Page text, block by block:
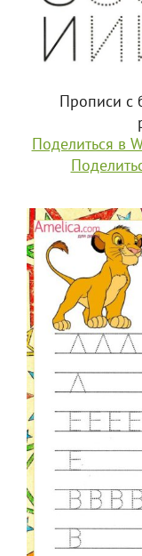
Прописи с
Поделиться в